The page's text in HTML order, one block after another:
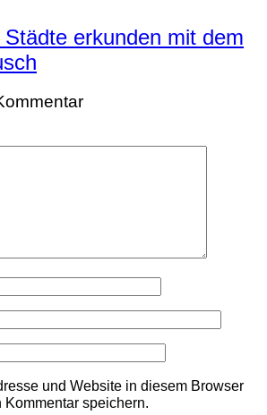
erkunden mit dem
und Website in diesem Browser
speichern.